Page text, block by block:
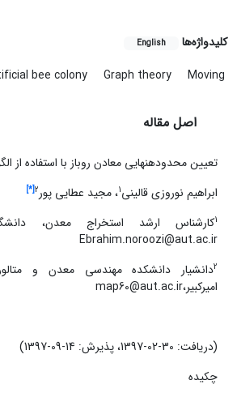
کلیدواژه‌ها English
bee colony Graph theory
Moving
اصل مقاله
تعیین محدوده­نهایی معادن روباز با استفاده از
ابراهیم نوروزی قالینی1، مجید عطایی پور2
[*]
1کارشناس ارشد استخراج معدن،
Ebrahim.noroozi@aut.ac.ir
2دانشیار دانشکده مهندسی معدن و
امیرکبیر،map60@aut.ac.ir
(دریافت: 30-02-1397، پذیرش: 14-09-1397)
چکیده